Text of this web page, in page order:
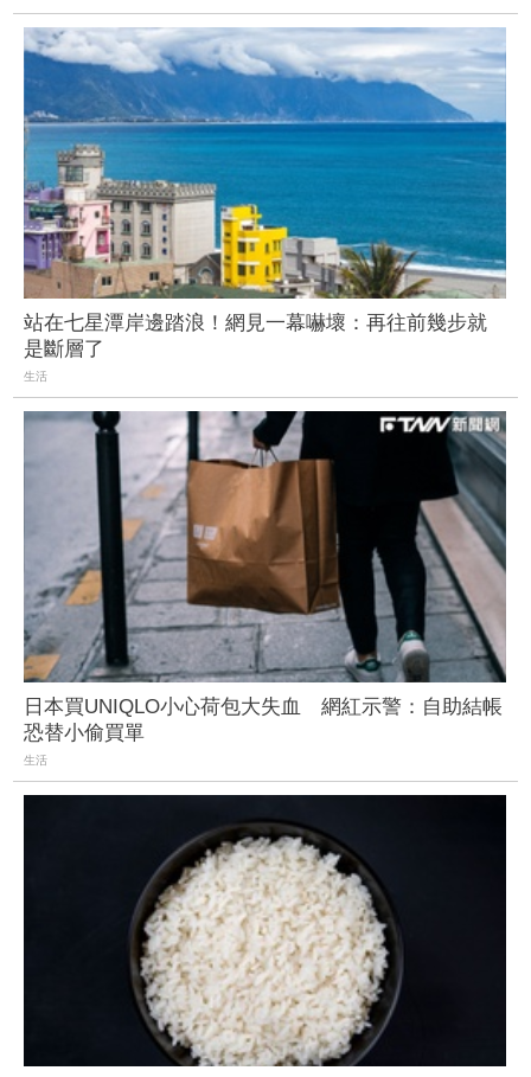
站在七星潭岸邊踏浪！網見一幕嚇壞：再往前幾步就
是斷層了
生活
日本買UNIQLO小心荷包大失血 網紅示警：自助結帳
恐替小偷買單
生活